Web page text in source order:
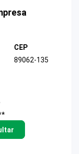
CEP
89062-135